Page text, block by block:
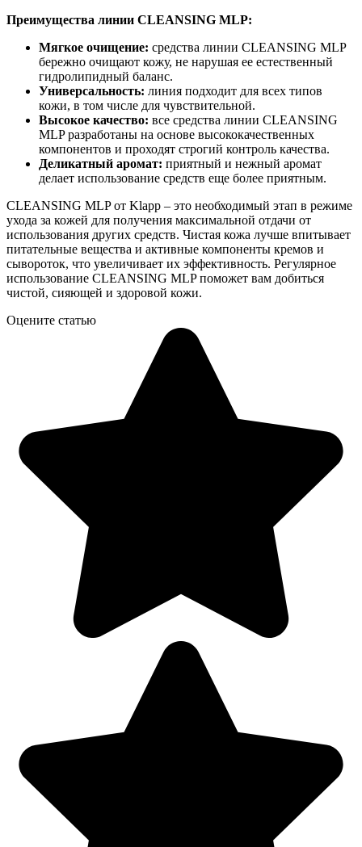
Преимущества линии CLEANSING MLP:
Мягкое очищение: средства линии CLEANSING MLP
бережно очищают кожу, не нарушая ее естественный
гидролипидный баланс.
Универсальность: линия подходит для всех типов
кожи, в том числе для чувствительной.
Высокое качество: все средства линии CLEANSING
MLP разработаны на основе высококачественных
компонентов и проходят строгий контроль качества.
Деликатный аромат: приятный и нежный аромат
делает использование средств еще более приятным.
CLEANSING MLP от Klapp – это необходимый этап в режиме
ухода за кожей для получения максимальной отдачи от
использования других средств. Чистая кожа лучше впитывает
питательные вещества и активные компоненты кремов и
сывороток, что увеличивает их эффективность. Регулярное
использование CLEANSING MLP поможет вам добиться
чистой, сияющей и здоровой кожи.
Оцените статью